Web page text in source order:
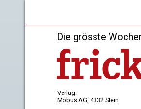
Die grösste
Verlag:
Mobus AG, 4332 Stein